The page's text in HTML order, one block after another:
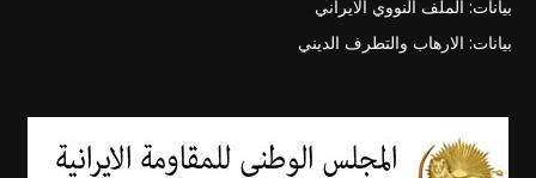
بيانات: الملف النووي الايراني
بيانات: الارهاب والتطرف الديني